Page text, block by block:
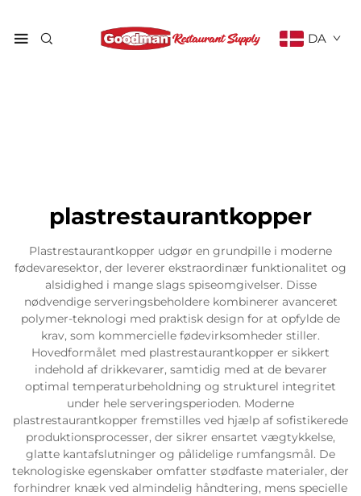
DA
plastrestaurantkopper
Plastrestaurantkopper udgør en grundpille i moderne
fødevaresektor, der leverer ekstraordinær funktionalitet og
alsidighed i mange slags spiseomgivelser. Disse
nødvendige serveringsbeholdere kombinerer avanceret
polymer-teknologi med praktisk design for at opfylde de
krav, som kommercielle fødevirksomheder stiller.
Hovedformålet med plastrestaurantkopper er sikkert
indehold af drikkevarer, samtidig med at de bevarer
optimal temperaturbeholdning og strukturel integritet
under hele serveringsperioden. Moderne
plastrestaurantkopper fremstilles ved hjælp af sofistikerede
produktionsprocesser, der sikrer ensartet vægtykkelse,
glatte kantafslutninger og pålidelige rumfangsmål. De
teknologiske egenskaber omfatter stødfaste materialer, der
forhindrer knæk ved almindelig håndtering, mens specielle